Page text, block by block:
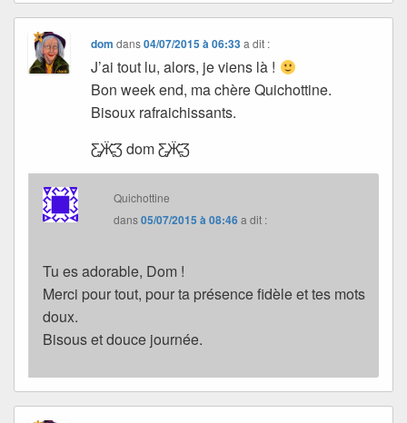
dom dans04/07/2015 à 06:33 a dit :
J’ai tout lu, alors, je viens là !
Bon week end, ma chère Quichottine.
Bisoux rafraichissants.
Ƹ̵̡Ӝ̵̨̄Ʒ dom Ƹ̵̡Ӝ̵̨̄Ʒ
Quichottine
dans05/07/2015 à 08:46a dit :
Tu es adorable, Dom !
Merci pour tout, pour ta présence fidèle et tes mots
doux.
Bisous et douce journée.